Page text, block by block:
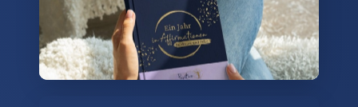
Ein Jahr in Affirmationen ✨
Dein treuer Begleiter auf deiner Reise zu
einem Leben in Fülle und Wohlstand. 💎